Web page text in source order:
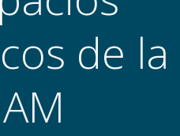
de la